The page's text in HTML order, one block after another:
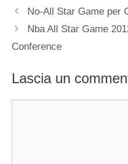
No-All Star Game per
Nba All Star Game
Conference
Lascia un